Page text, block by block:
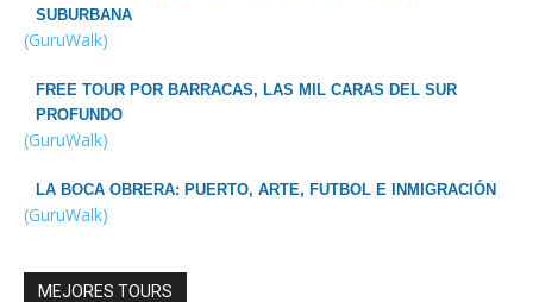
SUBURBANA
(GuruWalk)
FREE TOUR POR BARRACAS, LAS MIL CARAS DEL SUR
PROFUNDO
(GuruWalk)
LA BOCA OBRERA: PUERTO, ARTE, FUTBOL E INMIGRACIÓN
(GuruWalk)
MEJORES TOURS